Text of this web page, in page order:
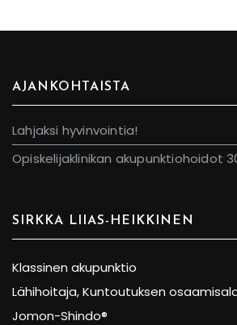
AJANKOHTAISTA
Lahjaksi hyvinvointia!
Opiskelijaklinikan akupunktiohoidot
SIRKKA LIIAS-HEIKKINEN
Klassinen akupunktio
Lähihoitaja, Kuntoutuksen
Jomon-Shindo®